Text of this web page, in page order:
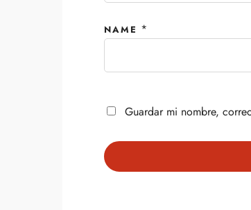
NAME *
Guardar mi nombre,